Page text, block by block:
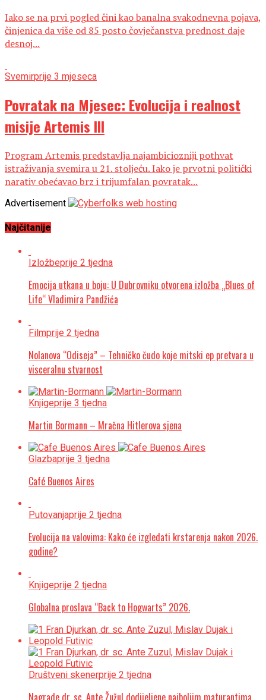
Iako se na prvi pogled čini kao banalna svakodnevna pojava,
činjenica da više od 85 posto čovječanstva prednost daje
desnoj...
Svemirprije 3 mjeseca
Povratak na Mjesec: Evolucija i realnost
misije Artemis III
Program Artemis predstavlja najambiciozniji pothvat
istraživanja svemira u 21. stoljeću. Iako je prvotni politički
narativ obećavao brz i trijumfalan povratak...
Advertisement
Najčitanije
Izložbeprije 2 tjedna
Emocija utkana u boju: U Dubrovniku otvorena izložba „Blues of
Life“ Vladimira Pandžića
Filmprije 2 tjedna
Nolanova “Odiseja” – Tehničko čudo koje mitski ep pretvara u
visceralnu stvarnost
Knjigeprije 3 tjedna
Martin Bormann – Mračna Hitlerova sjena
Glazbaprije 3 tjedna
Café Buenos Aires
Putovanjaprije 2 tjedna
Evolucija na valovima: Kako će izgledati krstarenja nakon 2026.
godine?
Knjigeprije 2 tjedna
Globalna proslava “Back to Hogwarts” 2026.
Društveni skenerprije 2 tjedna
Nagrade dr. sc. Ante Žužul dodijeljene najboljim maturantima